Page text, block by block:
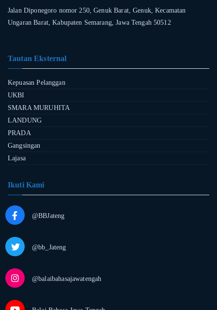
Jalan Diponegoro nomor 250, Genuk Barat, Genuk, Kecamatan
Ungaran Barat, Kabupaten Semarang, Jawa Tengah 50512
Tautan Eksternal
Kepuasan Pelanggan
UKBI
SMARA MURUHITA
LANDUNG
PRADA
Gangsingan
Lajasa
Ikuti Kami
@BBJateng
@bb_Jateng
@balaibahasajawatengah